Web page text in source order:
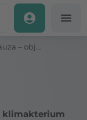
klimakterium